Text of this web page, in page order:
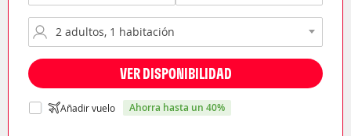
VER DISPONIBILIDAD
Añadir vuelo ahorra hasta un 40%